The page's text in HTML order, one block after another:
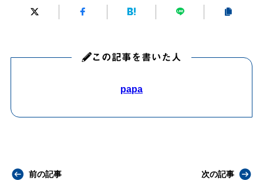
この記事を書いた人
papa
前の記事 次の記事